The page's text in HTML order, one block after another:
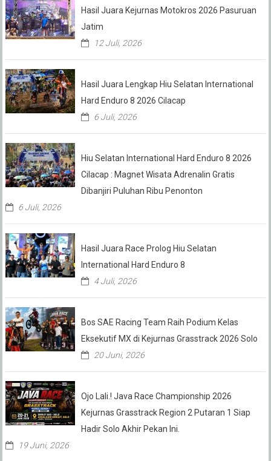
Hasil Juara Kejurnas Motokros 2026 Pasuruan
Jatim
12 Juli, 2026
Hasil Juara Lengkap Hiu Selatan International
Hard Enduro 8 2026 Cilacap
6 Juli, 2026
Hiu Selatan International Hard Enduro 8 2026
Cilacap : Magnet Wisata Adrenalin Gratis
Dibanjiri Puluhan Ribu Penonton
6 Juli, 2026
Hasil Juara Race Prolog Hiu Selatan
International Hard Enduro 8
4 Juli, 2026
Bos SAE Racing Team Raih Podium Kelas
Eksekutif MX di Kejurnas Grasstrack 2026 Solo
20 Juni, 2026
Ojo Lali.! Java Race Championship 2026
Kejurnas Grasstrack Region 2 Putaran 1 Siap
Hadir Solo Akhir Pekan Ini.
19 Juni, 2026